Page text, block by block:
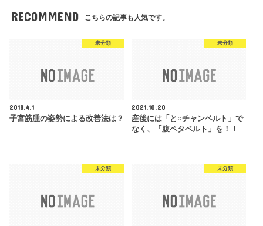
RECOMMEND こちらの記事も人気です。
未分類
2018.4.1
子宮筋腫の姿勢による改善法は？
未分類
2021.10.20
産後には「と○チャンベルト」で
なく、「腹ペタベルト」を！！
未分類 未分類